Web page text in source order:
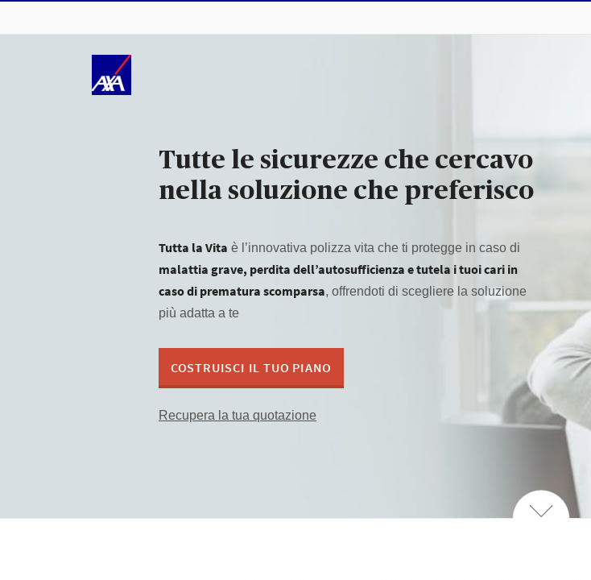
Tutte le sicurezze che cercavo
nella soluzione che preferisco
Tutta la Vita è l’innovativa polizza vita che ti protegge in caso di
malattia grave, perdita dell’autosufficienza e tutela i tuoi cari in
caso di prematura scomparsa, offrendoti di scegliere la soluzione
più adatta a te
COSTRUISCI IL TUO PIANO
Recupera la tua quotazione